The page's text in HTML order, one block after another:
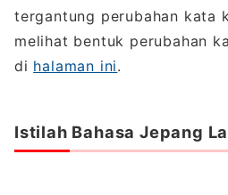
tergantung perubahan kata
melihat bentuk perubahan
di halaman ini.
Istilah Bahasa Jepang